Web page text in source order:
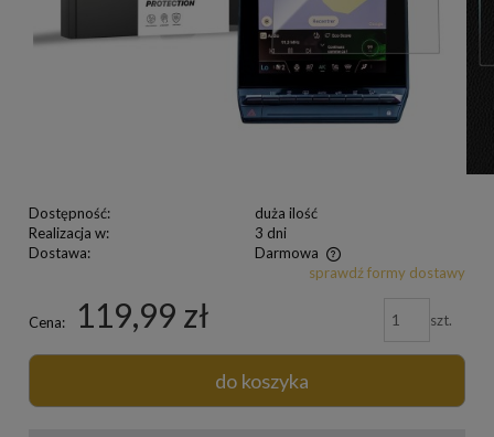
Dostępność:
duża ilość
Realizacja w:
3 dni
Dostawa:
Darmowa
sprawdź formy dostawy
Cena: 119,99 zł szt.
do koszyka